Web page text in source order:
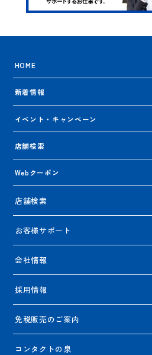
HOME
新着情報
イベント・キャンペーン
店舗検索
Webクーポン
店舗検索
お客様サポート
会社情報
採用情報
免税販売のご案内
コンタクトの泉